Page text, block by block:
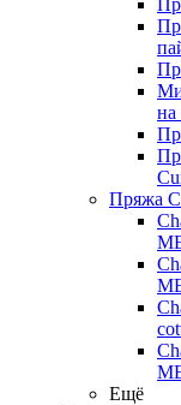
на
Пряжа
Ещё